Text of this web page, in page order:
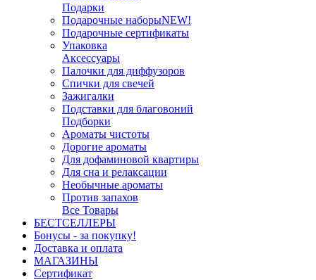
Подарки
Подарочные наборыNEW!
Подарочные сертификаты
Упаковка
Аксессуары
Палочки для диффузоров
Спички для свечей
Зажигалки
Подставки для благовоний
Подборки
Ароматы чистоты
Дорогие ароматы
Для дофаминовой квартиры
Для сна и релаксации
Необычные ароматы
Против запахов
Все Товары
БЕСТСЕЛЛЕРЫ
Бонусы - за покупку!
Доставка и оплата
МАГАЗИНЫ
Cертификат